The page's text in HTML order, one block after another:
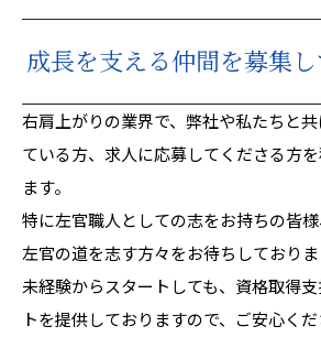
成長を支える仲間を募集し
右肩上がりの業界で、弊社や私たちと
ている方、求人に応募してくださる方
ます。
特に左官職人としての志をお持ちの皆
左官の道を志す方々をお待ちしておりま
未経験からスタートしても、資格取得
トを提供しておりますので、ご安心くだ